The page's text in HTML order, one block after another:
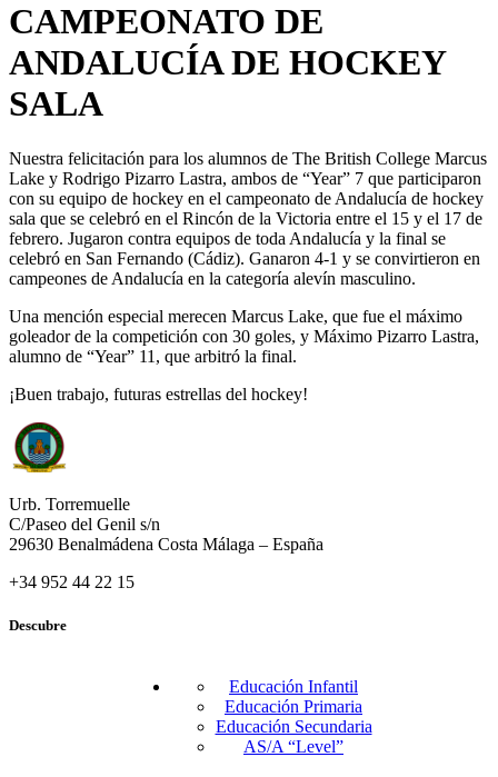
CAMPEONATO DE
ANDALUCÍA DE HOCKEY
SALA
Nuestra felicitación para los alumnos de The British College Marcus
Lake y Rodrigo Pizarro Lastra, ambos de “Year” 7 que participaron
con su equipo de hockey en el campeonato de Andalucía de hockey
sala que se celebró en el Rincón de la Victoria entre el 15 y el 17 de
febrero. Jugaron contra equipos de toda Andalucía y la final se
celebró en San Fernando (Cádiz). Ganaron 4-1 y se convirtieron en
campeones de Andalucía en la categoría alevín masculino.
Una mención especial merecen Marcus Lake, que fue el máximo
goleador de la competición con 30 goles, y Máximo Pizarro Lastra,
alumno de “Year” 11, que arbitró la final.
¡Buen trabajo, futuras estrellas del hockey!
Urb. Torremuelle
C/Paseo del Genil s/n
29630 Benalmádena Costa Málaga – España
+34 952 44 22 15
Descubre
Educación Infantil
Educación Primaria
Educación Secundaria
AS/A “Level”